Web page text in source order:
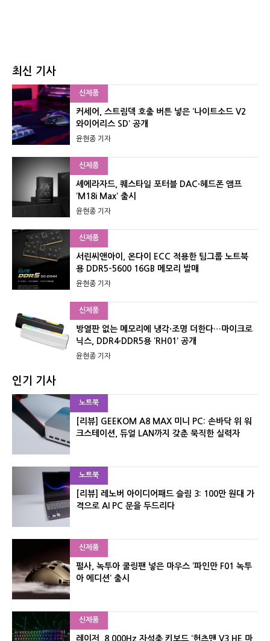
최신 기사
신제품
커세어, 스트림덱 호출 버튼 넣은 ‘나이트소드 V2
와이어리스 SD’ 공개
윤현종 기자
신제품
셰에라자드, 퀘스타일 포터블 DAC·헤드폰 앰프
‘M18i Max’ 출시
윤현종 기자
신제품
서린씨앤아이, 온다이 ECC 적용한 팀그룹 노트북
용 DDR5-5600 16GB 메모리 발매
윤현종 기자
신제품
방열판 없는 메모리에 냉각·조명 더한다…마이크로
닉스, DDR4·DDR5용 ‘RH01’ 공개
윤현종 기자
인기 기사
노트북
[리뷰] GEEKOM A8 MAX 미니 PC: 손바닥 위 워
크스테이션, 듀얼 LAN까지 갖춘 묵직한 실력자
노트북
[리뷰] 레노버 아이디어패드 슬림 3: 100만 원대 가
격으로 AI PC 문을 두드리다
신제품
펄사, 녹투아 쿨링팬 넣은 마우스 ‘파인만 F01 녹투
아 에디션’ 출시
신제품
레이저, 8,000Hz 자석축 키보드 ‘헌츠맨 V3 HE 마